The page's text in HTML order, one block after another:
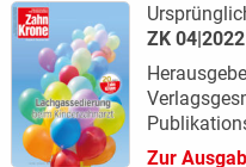
ZK 04|2022
Zur